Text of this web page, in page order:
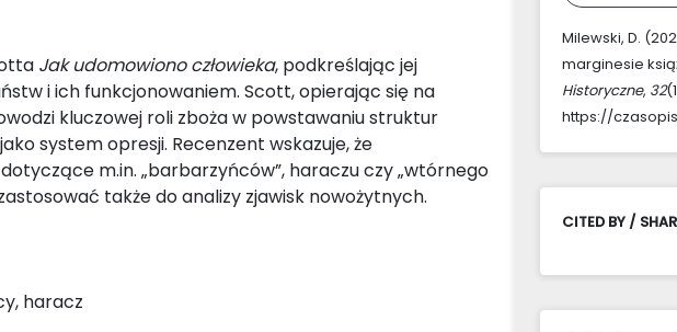
Jak udomowiono człowieka, podkreślając jej
i ich funkcjonowaniem. Scott, opierając się na
kluczowej roli zboża w powstawaniu struktur
system opresji. Recenzent wskazuje, że
m.in. „barbarzyńców”, haraczu czy „wtórnego
także do analizy zjawisk nowożytnych.
haracz
Milewski, D.
marginesie
Historyczne, 32
https://
CITED BY /